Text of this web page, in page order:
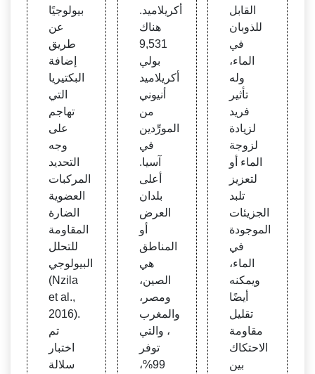
بيولوجيًا
عن
طريق
إضافة
البكتيريا
التي
تهاجم
على
وجه
التحديد
المركبات
العضوية
الضارة
المقاومة
للتحلل
البيولوجي
(Nzila
et al.,
2016).
تم
اختبار
سلالة
أكريلاميد.
هناك
9,531
بولي
أكريلاميد
أنيوني
من
المورِّدين
في
آسيا.
أعلى
بلدان
العرض
أو
المناطق
هي
الصين،
ومصر،
والمغرب
، والتي
توفر
99%،
البيئي
القابل
للذوبان
في
الماء،
وله
تأثير
فريد
لزيادة
لزوجة
الماء أو
لتعزيز
تلبد
الجزيئات
الموجودة
في
الماء،
ويمكنه
أيضًا
تقليل
مقاومة
الاحتكاك
بين